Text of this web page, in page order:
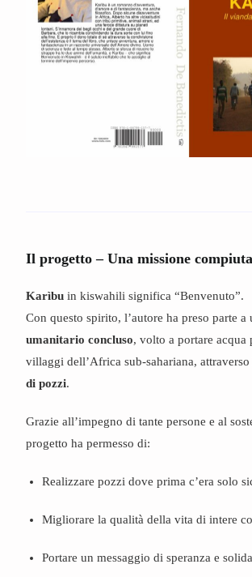
Il progetto – Una missione compiuta
Karìbu in kiswahili significa “Benvenuto”.
Con questo spirito, l’autore ha preso parte
umanitario concluso, volto a portare acqua
villaggi dell’Africa sub-sahariana,
di pozzi.
Grazie all’impegno di tante persone e al
progetto ha permesso di:
Realizzare pozzi dove prima c’era solo
Migliorare la qualità della vita di intere
Portare un messaggio di speranza e